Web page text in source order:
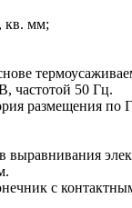
кв. мм;
частотой 50 Гц.
размещения по
выравнивания
с